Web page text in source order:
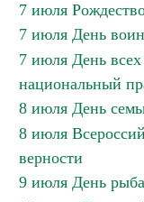
7 июля
7 июля День
7 июля День
национальный
8 июля День
8 июля
верности
9 июля День